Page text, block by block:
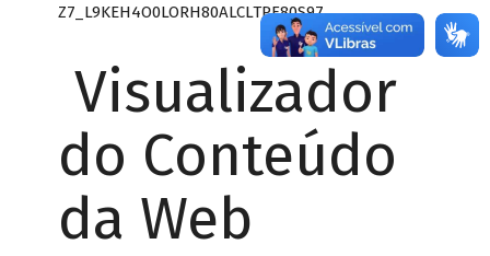
Z7_L9KEH4O0LORH80ALCLTPF80S97
Visualizador
do Conteúdo
da Web